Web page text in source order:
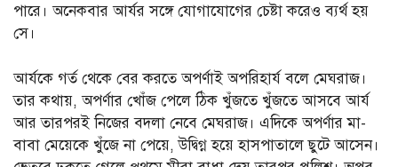
পারে। অনেকবার আর্যর সঙ্গে যোগাযোগের চেষ্টা করেও ব্যর্থ হয়
সে।
আর্যকে গর্ত থেকে বের করতে অপর্ণাই অপরিহার্য বলে মেঘরাজ।
তার কথায়, অপর্ণার খোঁজ পেলে ঠিক খুঁজতে খুঁজতে আসবে আর্য
আর তারপরই নিজের বদলা নেবে মেঘরাজ। এদিকে অপর্ণার মা-
বাবা মেয়েকে খুঁজে না পেয়ে, উদ্বিগ্ন হয়ে হাসপাতালে ছুটে আসেন।